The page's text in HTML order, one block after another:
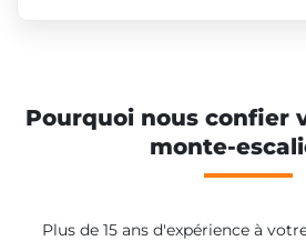
Pourquoi nous confier
monte-
Plus de 15 ans d'expérience à